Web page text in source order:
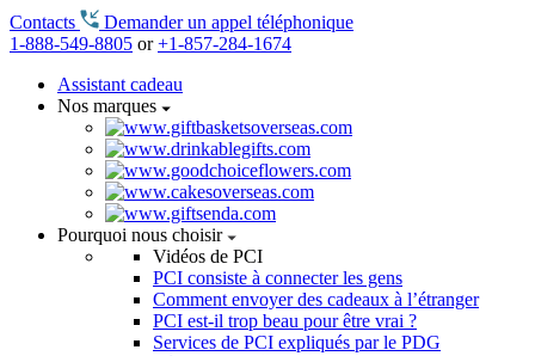
Contacts
Demander un appel téléphonique
1-888-549-8805 or+1-857-284-1674
Assistant cadeau
Nos marques
Pourquoi nous choisir
Vidéos de PCI
PCI consiste à connecter les gens
Comment envoyer des cadeaux à l’étranger
PCI est-il trop beau pour être vrai ?
Services de PCI expliqués par le PDG